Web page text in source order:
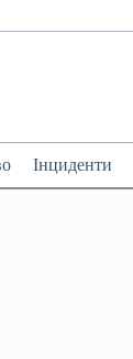
Інциденти